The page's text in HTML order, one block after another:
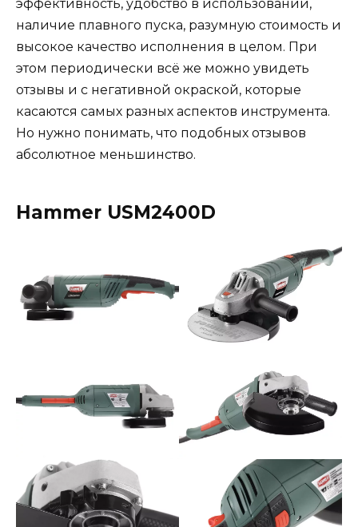
эффективность, удобство в использовании,
наличие плавного пуска, разумную стоимость и
высокое качество исполнения в целом. При
этом периодически всё же можно увидеть
отзывы и с негативной окраской, которые
касаются самых разных аспектов инструмента.
Но нужно понимать, что подобных отзывов
абсолютное меньшинство.
Hammer USM2400D